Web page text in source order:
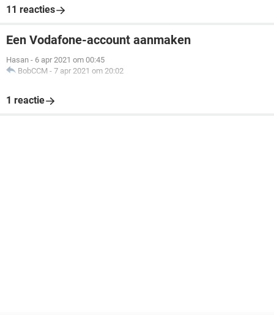
11 reacties
Een Vodafone-account aanmaken
Hasan - 6 apr 2021 om 00:45
BobCCM - 7 apr 2021 om 20:02
1 reactie